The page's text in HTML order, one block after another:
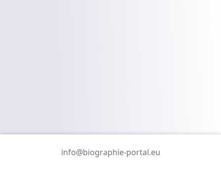
info@biographie-portal.eu